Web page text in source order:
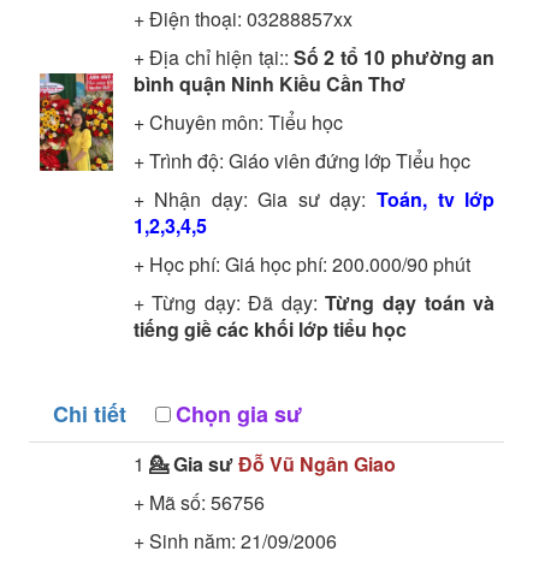
+ Điện thoại: 03288857xx
+ Địa chỉ hiện tại:: Số 2 tổ 10 phường an
bình quận Ninh Kiều Cần Thơ
+ Chuyên môn: Tiểu học
+ Trình độ: Giáo viên đứng lớpTiểu học
+ Nhận dạy: Gia sư dạy:Toán, tv lớp
1,2,3,4,5
+ Học phí: Giá học phí: 200.000/90 phút
+ Từng dạy: Đã dạy:Từng dạy toán và
tiếng giề các khối lớp tiểu học
Chi tiết Chọn gia sư
1 💁 Gia sưĐỗ Vũ Ngân Giao
+ Mã số: 56756
+ Sinh năm: 21/09/2006